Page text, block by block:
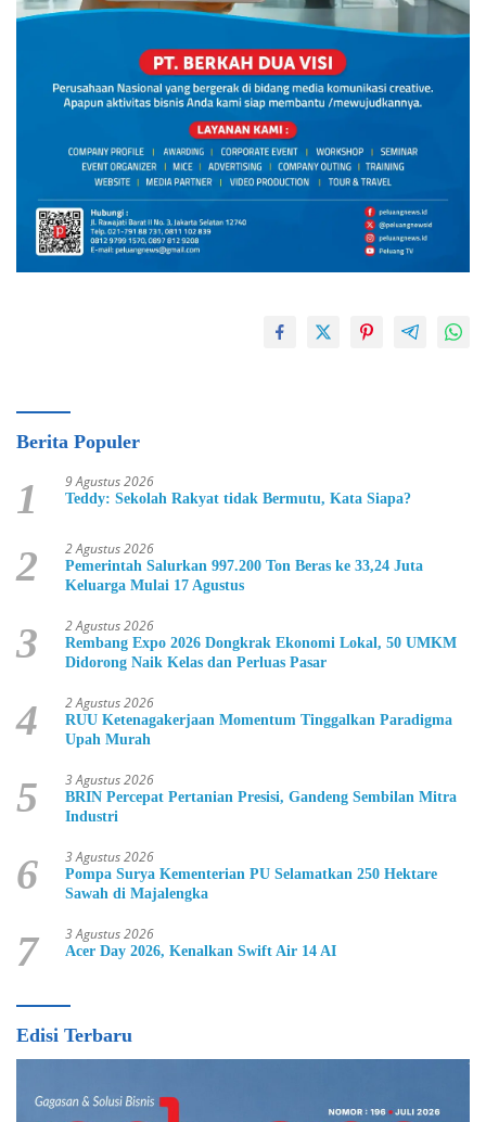
Berita Populer
1 9 Agustus 2026
Teddy: Sekolah Rakyat tidak Bermutu, Kata Siapa?
2 2 Agustus 2026
Pemerintah Salurkan 997.200 Ton Beras ke 33,24 Juta
Keluarga Mulai 17 Agustus
3 2 Agustus 2026
Rembang Expo 2026 Dongkrak Ekonomi Lokal, 50 UMKM
Didorong Naik Kelas dan Perluas Pasar
4 2 Agustus 2026
RUU Ketenagakerjaan Momentum Tinggalkan Paradigma
Upah Murah
5 3 Agustus 2026
BRIN Percepat Pertanian Presisi, Gandeng Sembilan Mitra
Industri
6 3 Agustus 2026
Pompa Surya Kementerian PU Selamatkan 250 Hektare
Sawah di Majalengka
7 3 Agustus 2026
Acer Day 2026, Kenalkan Swift Air 14 AI
Edisi Terbaru